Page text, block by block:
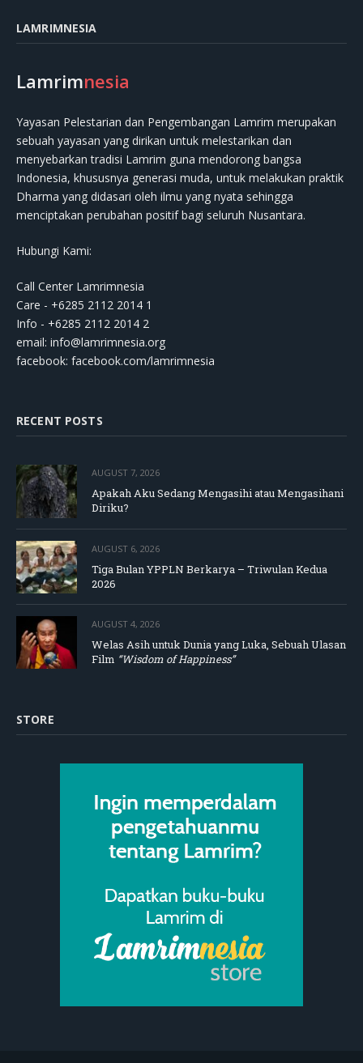
LAMRIMNESIA
Lamrimnesia
Yayasan Pelestarian dan Pengembangan Lamrim merupakan
sebuah yayasan yang dirikan untuk melestarikan dan
menyebarkan tradisi Lamrim guna mendorong bangsa
Indonesia, khususnya generasi muda, untuk melakukan praktik
Dharma yang didasari oleh ilmu yang nyata sehingga
menciptakan perubahan positif bagi seluruh Nusantara.
Hubungi Kami:
Call Center Lamrimnesia
Care - +6285 2112 2014 1
Info - +6285 2112 2014 2
email: info@lamrimnesia.org
facebook: facebook.com/lamrimnesia
RECENT POSTS
AUGUST 7, 2026
Apakah Aku Sedang Mengasihi atau Mengasihani
Diriku?
AUGUST 6, 2026
Tiga Bulan YPPLN Berkarya – Triwulan Kedua
2026
AUGUST 4, 2026
Welas Asih untuk Dunia yang Luka, Sebuah Ulasan
Film “Wisdom of Happiness”
STORE